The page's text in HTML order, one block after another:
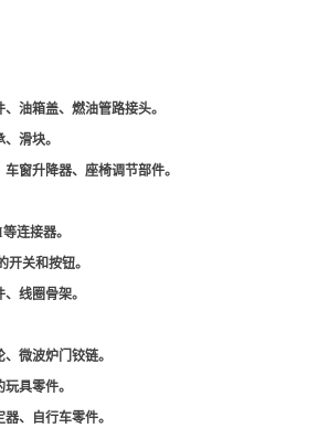
、油箱盖、燃油管路接头。
滑块。
车窗升降器、座椅调节部件。
连接器。
开关和按钮。
线圈骨架。
微波炉门铰链。
具零件。
、自行车零件。